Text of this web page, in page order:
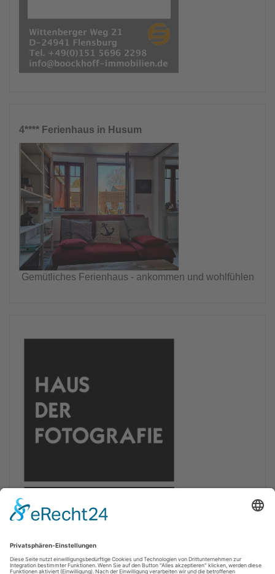
4**** Ferienhaus in Husum
Gemütliches Ferienhaus - ankommen und wohlfühlen